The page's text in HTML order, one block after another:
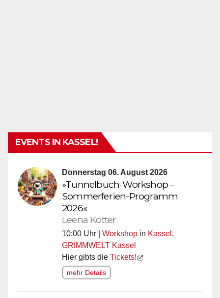
EVENTS IN KASSEL!
Donnerstag 06. August 2026
»Tunnelbuch-Workshop –
Sommerferien-Programm
2026«
Leena Kötter
10:00 Uhr | Workshop in Kassel ,
GRIMMWELT Kassel
Hier gibts die Tickets!
mehr Details